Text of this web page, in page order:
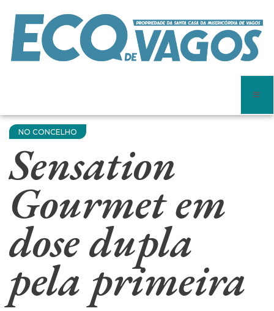
NO CONCELHO
Sensation
Gourmet em
dose dupla
pela primeira